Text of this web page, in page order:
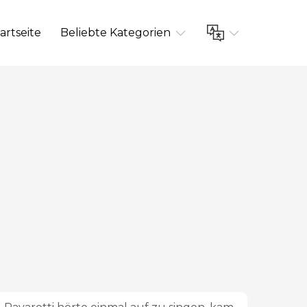
Beliebte Kategorien